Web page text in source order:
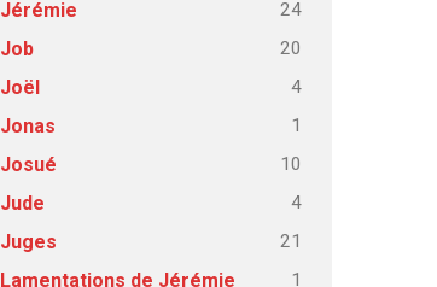
Jérémie 24
Job 20
Joël 4
Jonas 1
Josué 10
Jude 4
Juges 21
Lamentations de Jérémie 1